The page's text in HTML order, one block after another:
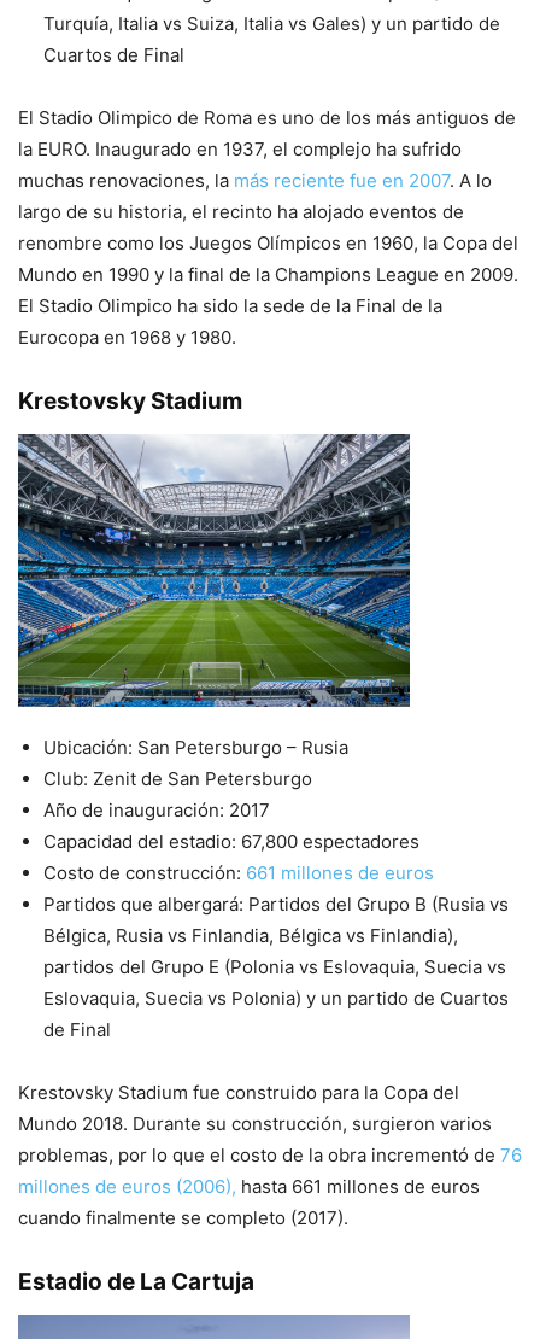
Turquía, Italia vs Suiza, Italia vs Gales) y un partido de
Cuartos de Final
El Stadio Olimpico de Roma es uno de los más antiguos de
la EURO. Inaugurado en 1937, el complejo ha sufrido
muchas renovaciones, la más reciente fue en 2007. A lo
largo de su historia, el recinto ha alojado eventos de
renombre como los Juegos Olímpicos en 1960, la Copa del
Mundo en 1990 y la final de la Champions League en 2009.
El Stadio Olimpico ha sido la sede de la Final de la
Eurocopa en 1968 y 1980.
Krestovsky Stadium
Ubicación: San Petersburgo – Rusia
Club: Zenit de San Petersburgo
Año de inauguración: 2017
Capacidad del estadio: 67,800 espectadores
Costo de construcción: 661 millones de euros
Partidos que albergará: Partidos del Grupo B (Rusia vs
Bélgica, Rusia vs Finlandia, Bélgica vs Finlandia),
partidos del Grupo E (Polonia vs Eslovaquia, Suecia vs
Eslovaquia, Suecia vs Polonia) y un partido de Cuartos
de Final
Krestovsky Stadium fue construido para la Copa del
Mundo 2018. Durante su construcción, surgieron varios
problemas, por lo que el costo de la obra incrementó de 76
millones de euros (2006), hasta 661 millones de euros
cuando finalmente se completo (2017).
Estadio de La Cartuja